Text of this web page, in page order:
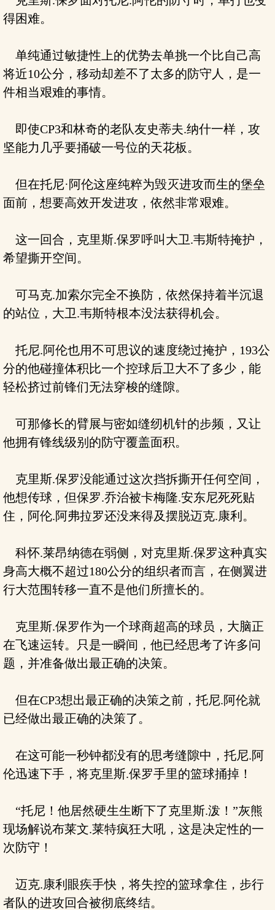
得困难。
单纯通过敏捷性上的优势去单挑一个比自己高
将近10公分，移动却差不了太多的防守人，是一
件相当艰难的事情。
即使CP3和林奇的老队友史蒂夫.纳什一样，攻
坚能力几乎要捅破一号位的天花板。
但在托尼·阿伦这座纯粹为毁灭进攻而生的堡垒
面前，想要高效开发进攻，依然非常艰难。
这一回合，克里斯.保罗呼叫大卫.韦斯特掩护，
希望撕开空间。
可马克.加索尔完全不换防，依然保持着半沉退
的站位，大卫.韦斯特根本没法获得机会。
托尼.阿伦也用不可思议的速度绕过掩护，193公
分的他碰撞体积比一个控球后卫大不了多少，能
轻松挤过前锋们无法穿梭的缝隙。
可那修长的臂展与密如缝纫机针的步频，又让
他拥有锋线级别的防守覆盖面积。
克里斯.保罗没能通过这次挡拆撕开任何空间，
他想传球，但保罗.乔治被卡梅隆.安东尼死死贴
住，阿伦.阿弗拉罗还没来得及摆脱迈克.康利。
科怀.莱昂纳德在弱侧，对克里斯.保罗这种真实
身高大概不超过180公分的组织者而言，在侧翼进
行大范围转移一直不是他们所擅长的。
克里斯.保罗作为一个球商超高的球员，大脑正
在飞速运转。只是一瞬间，他已经思考了许多问
题，并准备做出最正确的决策。
但在CP3想出最正确的决策之前，托尼.阿伦就
已经做出最正确的决策了。
在这可能一秒钟都没有的思考缝隙中，托尼.阿
伦迅速下手，将克里斯.保罗手里的篮球捅掉！
“托尼！他居然硬生生断下了克里斯.泼！”灰熊
现场解说布莱文.莱特疯狂大吼，这是决定性的一
次防守！
迈克.康利眼疾手快，将失控的篮球拿住，步行
者队的进攻回合被彻底终结。